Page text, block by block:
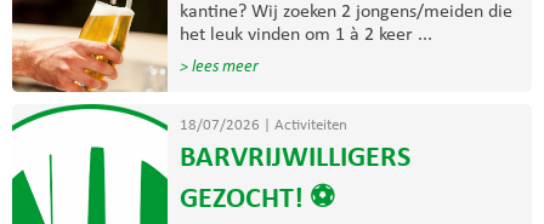
kantine? Wij zoeken 2 jongens/meiden die
het leuk vinden om 1 à 2 keer ...
> lees meer
18/07/2026 Activiteiten
BARVRIJWILLIGERS
GEZOCHT! ⚽